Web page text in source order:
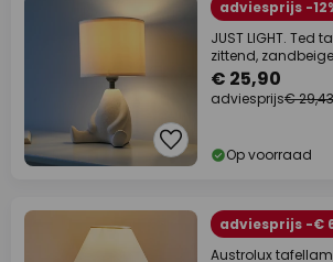
adviesprijs -
JUST LIGHT. Ted
zittend, zandbeige
€ 25,90
adviesprijs€ 29,43
Op voorraad
adviesprijs -€
Austrolux